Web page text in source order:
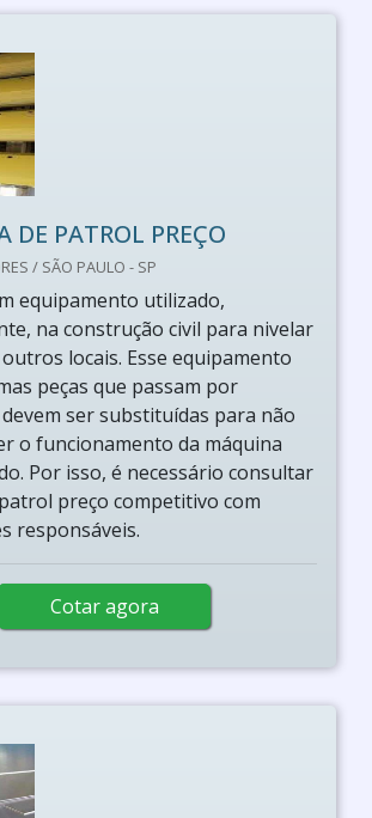
DE PATROL PREÇO
/ SÃO PAULO - SP
equipamento utilizado,
na construção civil para nivelar
locais. Esse equipamento
peças que passam por
ser substituídas para não
o funcionamento da máquina
Por isso, é necessário consultar
preço competitivo com
responsáveis.
Cotar agora